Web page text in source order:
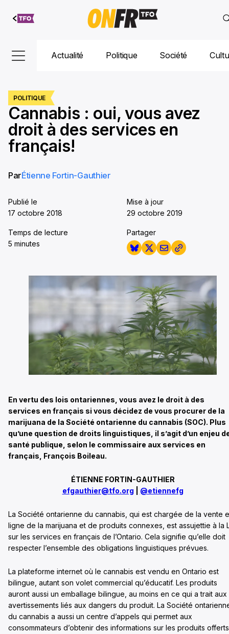
Aller au
contenu
Actualité Politique Société
POLITIQUE
Cannabis : oui, vous avez
droit à des services en
français!
ParÉtienne Fortin-Gauthier
Publié le
17 octobre 2018
Mise à jour
29 octobre 2019
Temps de lecture
5 minutes
Partager
En vertu des lois ontariennes, vous avez le droit à des
services en français si vous décidez de vous procurer de la
marijuana de la Société ontarienne du cannabis (SOC). Plus
qu’une question de droits linguistiques, il s’agit d’un enjeu
santé publique, selon le commissaire aux services en
français, François Boileau.
ÉTIENNE FORTIN-GAUTHIER
efgauthier@tfo.org
@etiennefg
La Société ontarienne du cannabis, qui est chargée de la vente
ligne de la marijuana et de produits connexes, est assujettie à la
sur les services en français de l’Ontario. Cela signifie qu’elle doit
respecter l’ensemble des obligations linguistiques prévues.
La plateforme internet où le cannabis est vendu en Ontario est
bilingue, autant son volet commercial qu’éducatif. Les produits
auront aussi un emballage bilingue, au moins en ce qui a trait aux
avertissements liés aux dangers du produit. La Société
du cannabis a aussi un centre d’appels qui permet aux
consommateurs d’obtenir des informations sur les produits